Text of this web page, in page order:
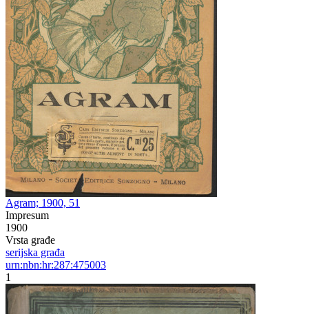
Agram; 1900, 51
Impresum
1900
Vrsta građe
serijska građa
urn:nbn:hr:287:475003
1